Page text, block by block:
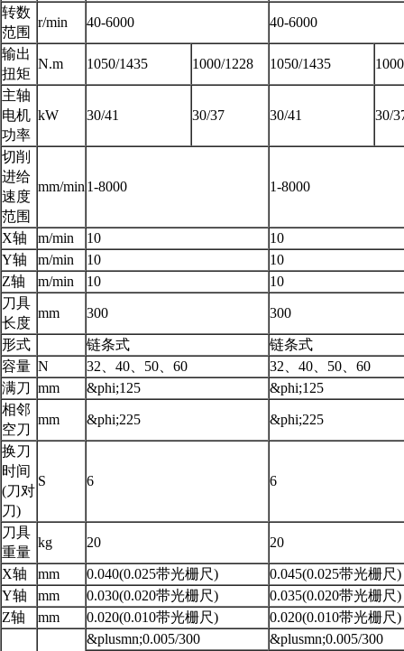
转数
范围
r/min 40-6000 40-6000
输出
扭矩
N.m 1050/1435 1000/1228 1050/1435
主轴
电机
功率
kW 30/41 30/37 30/41 30/
切削
进给
速度
范围
mm/min 1-8000 1-8000
X轴 m/min 10
10
Y轴
m/min 10
10
Z轴
m/min 10
10
刀具
长度
mm 300 300
形式 链条式
链条式
容量 N 32、40、50、60
32、40、50、60
满刀 mm &phi;125
&phi;125
相邻
空刀
mm &phi;225 &phi;225
换刀
时间
(刀对
刀)
S 6 6
刀具
重量
kg 20 20
X轴 mm 0.040(0.025带光栅尺)
0.045(0.025带光栅尺)
Y轴
mm 0.030(0.020带光栅尺)
0.035(0.020带光栅尺)
Z轴
mm 0.020(0.010带光栅尺) 0.020(0.010带光栅尺)
&plusmn;0.005/300
&plusmn;0.005/300